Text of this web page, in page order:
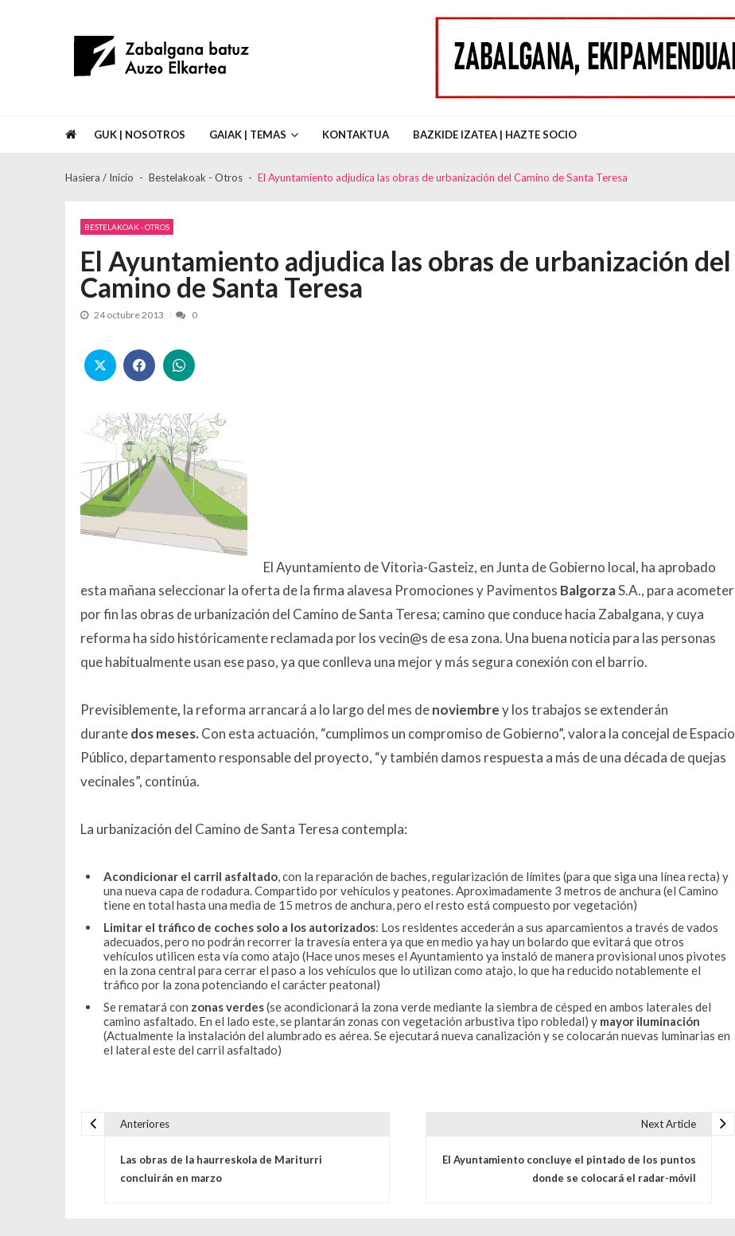
Asociación de Vecinos Zabalgana Batuz Auzo Elkartea
GUK | NOSOTROS GAIAK | TEMAS KONTAKTUA BAZKIDE IZATEA | HAZTE SOCIO
Hasiera / Inicio Bestelakoak - Otros El Ayuntamiento adjudica las obras de urbanización del Camino de Santa Teresa
BESTELAKOAK - OTROS
El Ayuntamiento adjudica las obras de urbanización del
Camino de Santa Teresa
24 octubre 2013 0
El Ayuntamiento de Vitoria-Gasteiz, en Junta de Gobierno local, ha aprobado
esta mañana seleccionar la oferta de la firma alavesa Promociones y Pavimentos BalgorzaS.A., para acometer
por fin las obras de urbanización del Camino de Santa Teresa; camino que conduce hacia Zabalgana, y cuya
reforma ha sido históricamente reclamada por los vecin@s de esa zona. Una buena noticia para las personas
que habitualmente usan ese paso, ya que conlleva una mejor y más segura conexión con el barrio.
Previsiblemente, la reforma arrancará a lo largo del mes denoviembrey los trabajos se extenderán
durantedos meses.Con esta actuación, “cumplimos un compromiso de Gobierno”, valora la concejal de Espacio
Público, departamento responsable del proyecto, “y también damos respuesta a más de una década de quejas
vecinales”, continúa.
La urbanización del Camino de Santa Teresa contempla:
Acondicionar el carril asfaltado, con la reparación de baches, regularización de límites (para que siga una línea recta) y
una nueva capa de rodadura. Compartido por vehículos y peatones. Aproximadamente 3 metros de anchura (el Camino
tiene en total hasta una media de 15 metros de anchura, pero el resto está compuesto por vegetación)
Limitar el tráfico de coches solo a los autorizados: Los residentes accederán a sus aparcamientos a través de vados
adecuados, pero no podrán recorrer la travesía entera ya que en medio ya hay un bolardo que evitará que otros
vehículos utilicen esta vía como atajo (Hace unos meses el Ayuntamiento ya instaló de manera provisional unos pivotes
en la zona central para cerrar el paso a los vehículos que lo utilizan como atajo, lo que ha reducido notablemente el
tráfico por la zona potenciando el carácter peatonal)
Se rematará con zonas verdes(se acondicionará la zona verde mediante la siembra de césped en ambos laterales del
camino asfaltado. En el lado este, se plantarán zonas con vegetación arbustiva tipo robledal) y mayor iluminación
(Actualmente la instalación del alumbrado es aérea. Se ejecutará nueva canalización y se colocarán nuevas luminarias en
el lateral este del carril asfaltado)
Anteriores
Las obras de la haurreskola de Mariturri
concluirán en marzo
Next Article
El Ayuntamiento concluye el pintado de los puntos
donde se colocará el radar-móvil